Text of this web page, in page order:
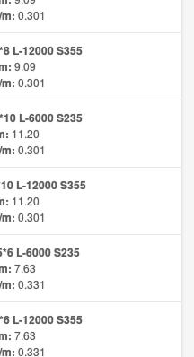
0.301
L-12000 S355
9.09
0.301
L-6000 S235
11.20
0.301
L-12000 S355
11.20
0.301
L-6000 S235
7.63
0.331
L-12000 S355
7.63
0.331